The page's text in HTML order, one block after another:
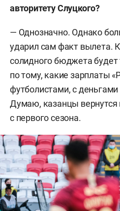
авторитету Слуцкого?
— Однозначно. Однако
ударил сам факт вылета.
солидного бюджета будет
по тому, какие зарплаты
футболистами, с
Думаю, казанцы вернутся
с первого сезона.